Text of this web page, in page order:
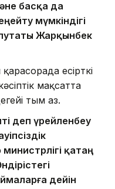
басқа да
мүмкіндігі
Жарқынбек
есірткі
мақсатта
тым аз.
деп үрейленбеу
министрлігі қатаң
дейін